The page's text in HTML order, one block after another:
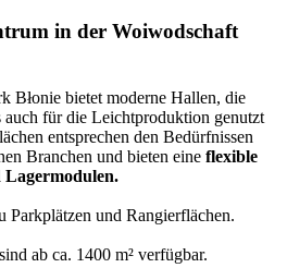
in der Woiwodschaft
Błonie bietet moderne Hallen, die
für die Leichtproduktion genutzt
entsprechen den Bedürfnissen
Branchen und bieten eine flexible
Lagermodulen.
Parkplätzen und Rangierflächen.
ab ca. 1400 m² verfügbar.